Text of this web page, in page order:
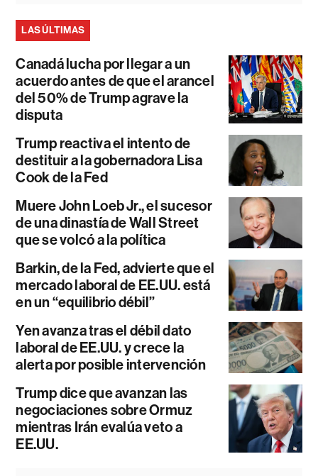
LAS ÚLTIMAS
Canadá lucha por llegar a un
acuerdo antes de que el arancel
del 50% de Trump agrave la
disputa
Trump reactiva el intento de
destituir a la gobernadora Lisa
Cook de la Fed
Muere John Loeb Jr., el sucesor
de una dinastía de Wall Street
que se volcó a la política
Barkin, de la Fed, advierte que el
mercado laboral de EE.UU. está
en un “equilibrio débil”
Yen avanza tras el débil dato
laboral de EE.UU. y crece la
alerta por posible intervención
Trump dice que avanzan las
negociaciones sobre Ormuz
mientras Irán evalúa veto a
EE.UU.